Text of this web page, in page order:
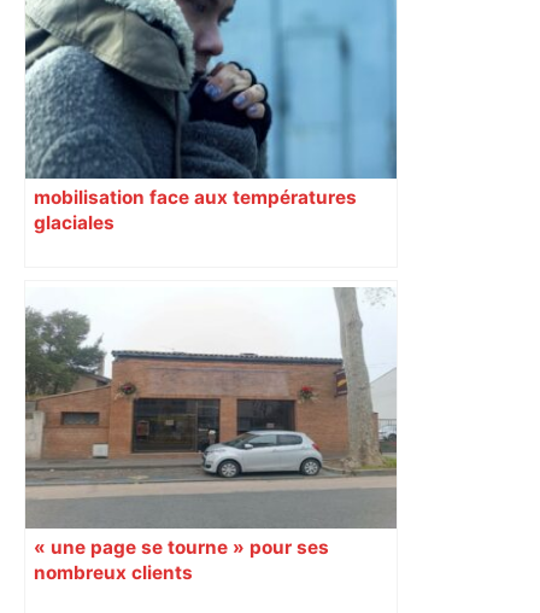
mobilisation face aux températures
glaciales
« une page se tourne » pour ses
nombreux clients